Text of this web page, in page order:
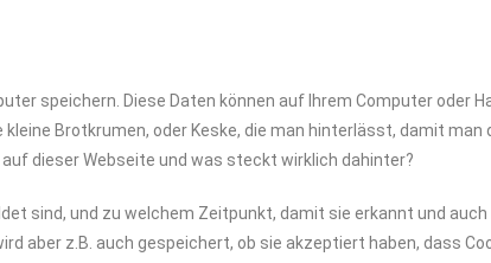
speichern. Diese Daten können auf Ihrem Computer oder
Brotkrumen, oder Keske, die man hinterlässt, damit
dieser Webseite und was steckt wirklich dahinter?
sind, und zu welchem Zeitpunkt, damit sie erkannt und
aber z.B. auch gespeichert, ob sie akzeptiert haben, dass